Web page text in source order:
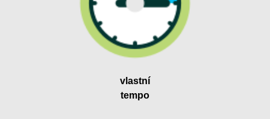
vlastní
tempo